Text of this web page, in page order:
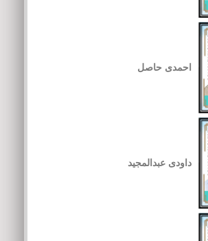
احمدی حاصل
داودی عبدالمجید